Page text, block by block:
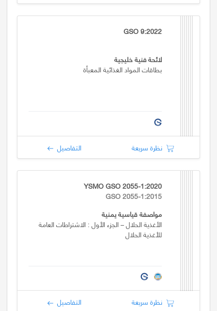
GSO 9:2022
لائحة فنية خليجية
بطاقات المواد الغذائية المعبأة
نظرة سريعة التفاصيل
YSMO GSO 2055-1:2020
GSO 2055-1:2015
مواصفة قياسية يمنية
الأغذية الحلال – الجزء الأول : الاشتراطات العامة
للأغذية الحلال
نظرة سريعة التفاصيل